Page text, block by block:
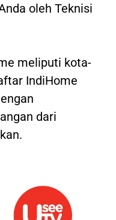
oleh Teknisi
meliputi kota-
IndiHome
dari